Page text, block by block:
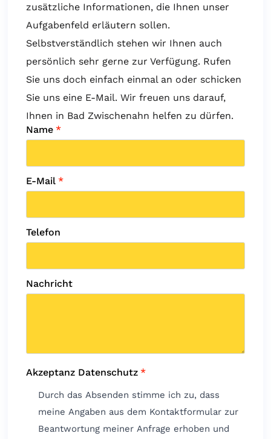
zusätzliche Informationen, die Ihnen unser
Aufgabenfeld erläutern sollen.
Selbstverständlich stehen wir Ihnen auch
persönlich sehr gerne zur Verfügung. Rufen
Sie uns doch einfach einmal an oder schicken
Sie uns eine E-Mail. Wir freuen uns darauf,
Ihnen in Bad Zwischenahn helfen zu dürfen.
Name *
E-Mail *
Telefon
Nachricht
Akzeptanz Datenschutz *
Durch das Absenden stimme ich zu, dass
meine Angaben aus dem Kontaktformular zur
Beantwortung meiner Anfrage erhoben und